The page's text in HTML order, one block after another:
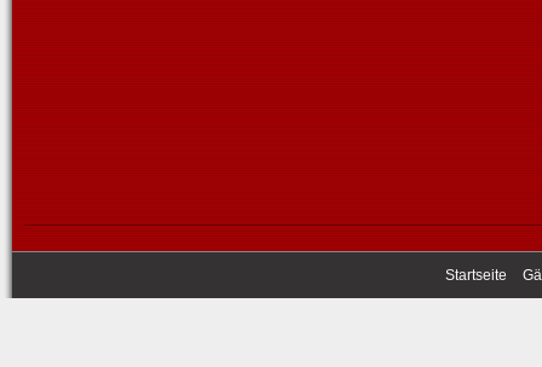
Startseite